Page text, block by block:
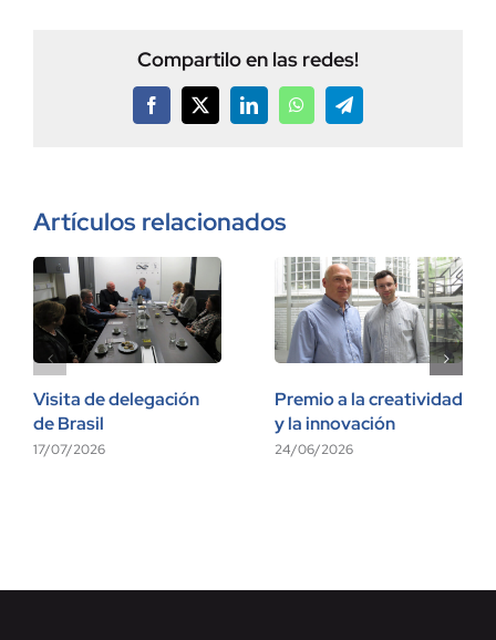
Compartilo en las redes!
Facebook
X LinkedInWhatsAppTelegram
Artículos relacionados
Visita de delegación
de Brasil
17/07/2026
Premio a la creatividad
y la innovación
24/06/2026